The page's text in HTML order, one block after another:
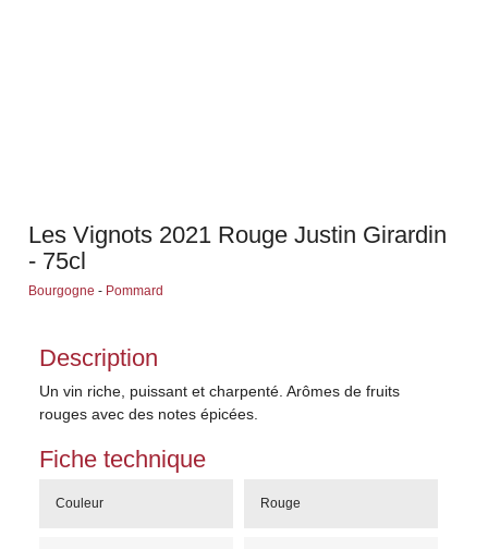
Les Vignots 2021 Rouge Justin Girardin
- 75cl
Bourgogne - Pommard
Description
Un vin riche, puissant et charpenté. Arômes de fruits
rouges avec des notes épicées.
Fiche technique
Couleur Rouge